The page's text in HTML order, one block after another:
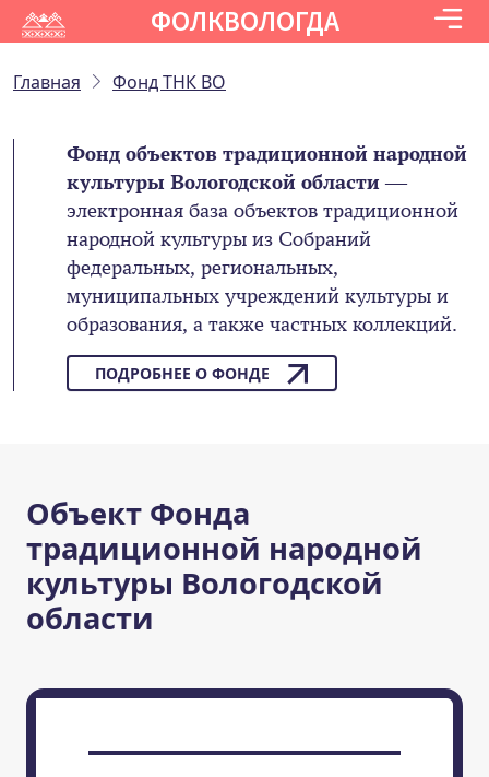
ФОЛКВОЛОГДА
Главная Фонд ТНК ВО
Фонд объектов традиционной народной
культуры Вологодской области—
электронная база объектов традиционной
народной культуры из Собраний
федеральных, региональных,
муниципальных учреждений культуры и
образования, а также частных коллекций.
ПОДРОБНЕЕ О ФОНДЕ
Объект Фонда
традиционной народной
культуры Вологодской
области